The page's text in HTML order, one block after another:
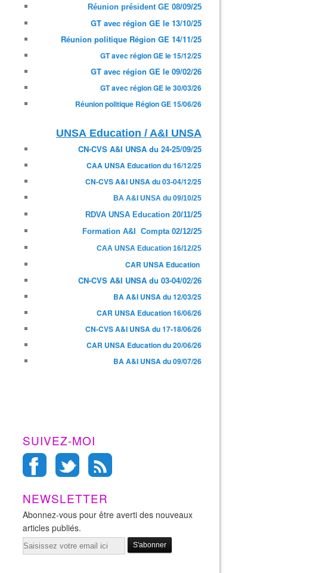
Réunion président GE 08/09/25
GT avec région GE le 13/10/25
Réunion politique Région GE 14/11/25
GT avec région GE le 15/12/25
GT avec région GE le 09/02/26
GT avec région GE le 30/03/26
Réunion politique Région GE 15/06/26
UNSA Education / A&I UNSA
CN-CVS A&I UNSA du 24-25/09/25
CAA UNSA Education du 16/12/25
CN-CVS A&I UNSA du 03-04/12/25
BA A&I UNSA du 09/10/25
RDVA UNSA Education 20/11/25
Formation A&I Compta 02/12/25
CAA UNSA Education 16/12/25
CAR UNSA Education
CN-CVS A&I UNSA du 03-04/02/26
BA A&I UNSA du 12/03/25
CAR UNSA Education 16/06/26
CN-CVS A&I UNSA du 17-18/06/26
CAR UNSA Education du 20/06/26
BA A&I UNSA du 09/07/26
SUIVEZ-MOI
NEWSLETTER
Abonnez-vous pour être averti des nouveaux
articles publiés.
Email